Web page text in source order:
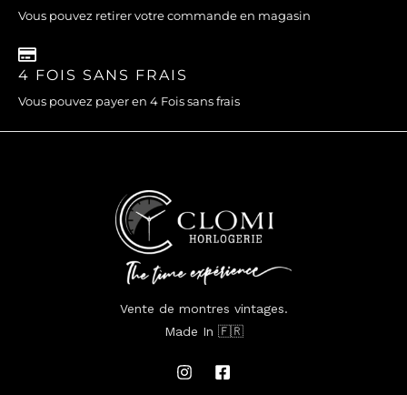
Vous pouvez retirer votre commande en magasin
4 FOIS SANS FRAIS
Vous pouvez payer en 4 Fois sans frais
Vente de montres vintages.
Made In 🇫🇷